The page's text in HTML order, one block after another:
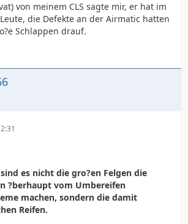
von meinem CLS sagte mir, er hat im
die Defekte an der Airmatic hatten
Schlappen drauf.
es nicht die gro?en Felgen die
?berhaupt vom Umbereifen
machen, sondern die damit
Reifen.